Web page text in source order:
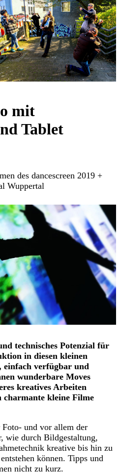
mit
Tablet
des dancescreen 2019 +
Wuppertal
technisches Potenzial für
in diesen kleinen
einfach verfügbar und
wunderbare Moves
kreatives Arbeiten
charmante kleine Filme
Foto- und vor allem der
wie durch Bildgestaltung,
kreative bis hin zu
können. Tipps und
nicht zu kurz.